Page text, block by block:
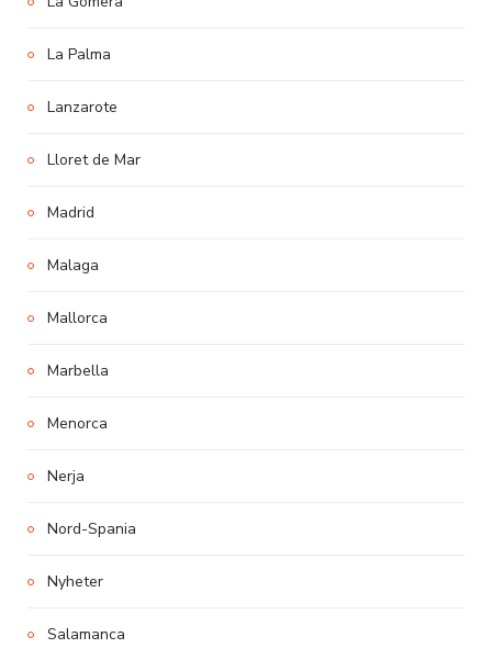
La Palma
Lanzarote
Lloret de Mar
Madrid
Malaga
Mallorca
Marbella
Menorca
Nerja
Nord-Spania
Nyheter
Salamanca